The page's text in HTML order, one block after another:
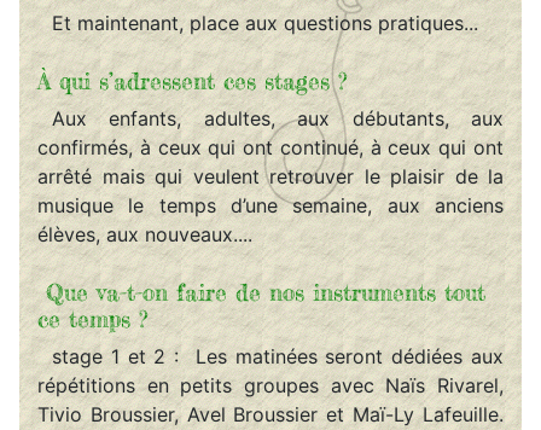
Et maintenant, place aux questions pratiques...
À qui s’adressent ces stages ?
Aux enfants, adultes, aux débutants, aux
confirmés, à ceux qui ont continué, à ceux qui ont
arrêté mais qui veulent retrouver le plaisir de la
musique le temps d’une semaine, aux anciens
élèves, aux nouveaux....
Que va-t-on faire de nos instruments tout
ce temps ?
stage 1 et 2 : Les matinées seront dédiées aux
répétitions en petits groupes avec Naïs Rivarel,
Tivio Broussier, Avel Broussier et Maï-Ly Lafeuille.